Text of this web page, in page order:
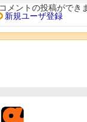
メントの投稿ができ
新規ユーザ登録